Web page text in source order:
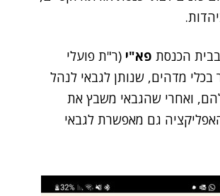
פא"י (ר"ת פועלי
מדהים, שנותן לגבאי לנהל
ואחרי שהגבאי משבץ את
גם מאפשרת לגבאי